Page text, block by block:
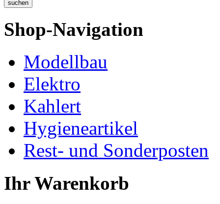
Shop-Navigation
Modellbau
Elektro
Kahlert
Hygieneartikel
Rest- und Sonderposten
Ihr Warenkorb